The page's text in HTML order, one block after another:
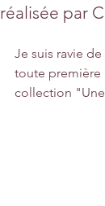
réalisée par
Je suis ravie
toute première
collection